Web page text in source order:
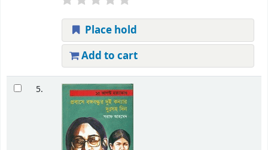
Place hold
Add to cart
5.